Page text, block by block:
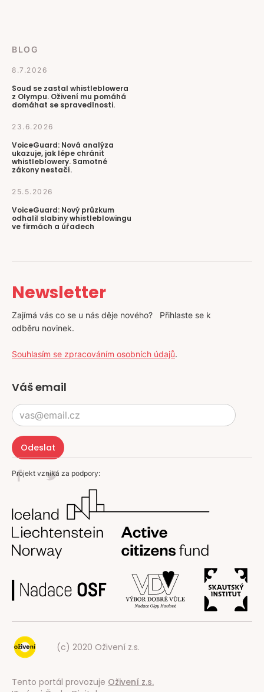
BLOG
8.7.2026
Soud se zastal whistleblowera
z Olympu. Oživení mu pomáhá
domáhat se spravedlnosti.
23.6.2026
VoiceGuard: Nová analýza
ukazuje, jak lépe chránit
whistleblowery. Samotné
zákony nestačí.
25.5.2026
VoiceGuard: Nový průzkum
odhalil slabiny whistleblowingu
ve firmách a úřadech
Newsletter
Zajímá vás co se u nás děje nového? Přihlaste se k
odběru novinek.
Souhlasím se zpracováním osobních údajů.
Váš email
Projekt vzniká za podpory:
(c) 2020 Oživení z.s.
Tento portál provozuje Oživení z.s.